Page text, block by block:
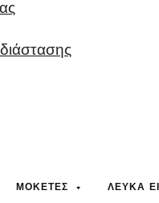
ΜΟΚΈΤΕΣ ΛΕΥΚΆ